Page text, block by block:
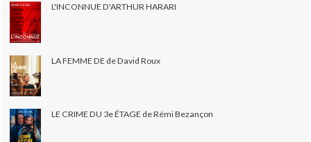
L'INCONNUE D'ARTHUR HARARI
LA FEMME DE de David Roux
LE CRIME DU 3e ÉTAGE de Rémi Bezançon